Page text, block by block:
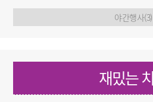
야간행사(3)
재밌는